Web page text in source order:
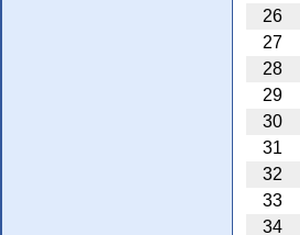
26
27
28
29
30
31
32
33
34